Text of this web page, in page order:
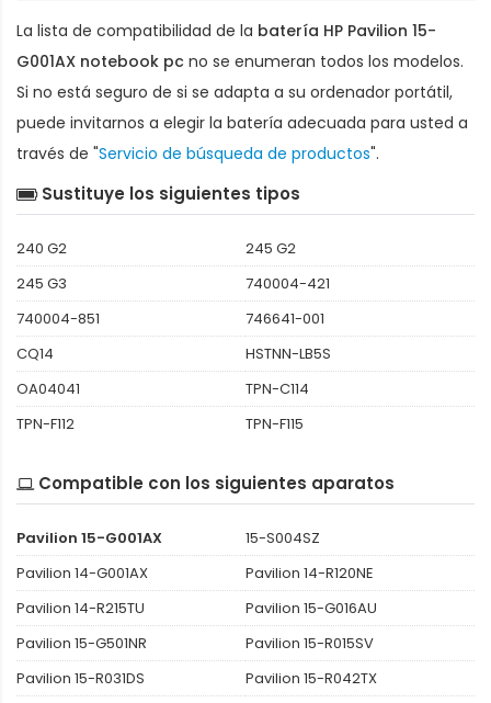
La lista de compatibilidad de la batería HP Pavilion 15-
G001AX notebook pc no se enumeran todos los modelos.
Si no está seguro de si se adapta a su ordenador portátil,
puede invitarnos a elegir la batería adecuada para usted a
través de "Servicio de búsqueda de productos".
Sustituye los siguientes tipos
240 G2
245 G2
245 G3
740004-421
740004-851
746641-001
CQ14
HSTNN-LB5S
OA04041
TPN-C114
TPN-F112
TPN-F115
Compatible con los siguientes aparatos
Pavilion 15-G001AX
15-S004SZ
Pavilion 14-G001AX
Pavilion 14-R120NE
Pavilion 14-R215TU
Pavilion 15-G016AU
Pavilion 15-G501NR
Pavilion 15-R015SV
Pavilion 15-R031DS
Pavilion 15-R042TX